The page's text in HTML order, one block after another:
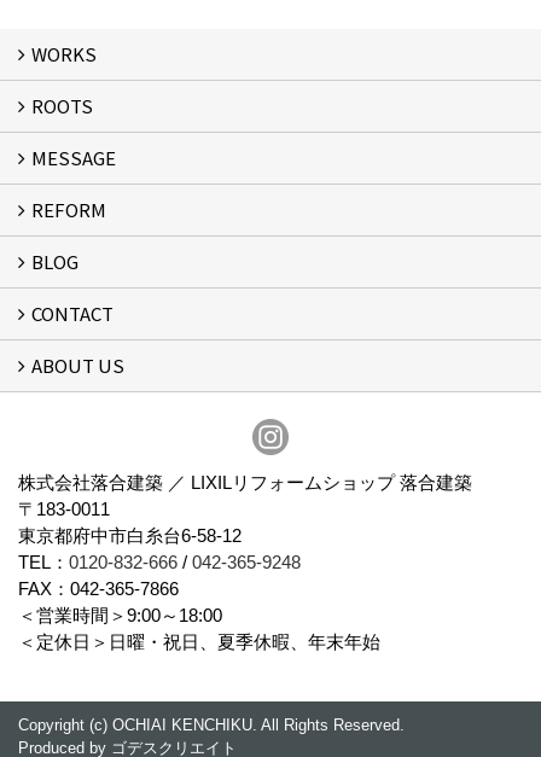
WORKS
WORKS
ROOTS
ROOTS
MESSAGE
MESSAGE
FLOW
REFORM
リフォーム
BLOG
スタッフブログ
CONTACT
フォームで問い合わせる
ABOUT US
株式会社落合建築 ／ LIXILリフォームショップ 落合建築
〒183-0011
東京都府中市白糸台6-58-12
TEL： 0120-832-666 / 042-365-9248
FAX：042-365-7866
＜営業時間＞9:00～18:00
＜定休日＞日曜・祝日、夏季休暇、年末年始
Copyright (c) OCHIAI KENCHIKU. All Rights Reserved.
Produced by ゴデスクリエイト